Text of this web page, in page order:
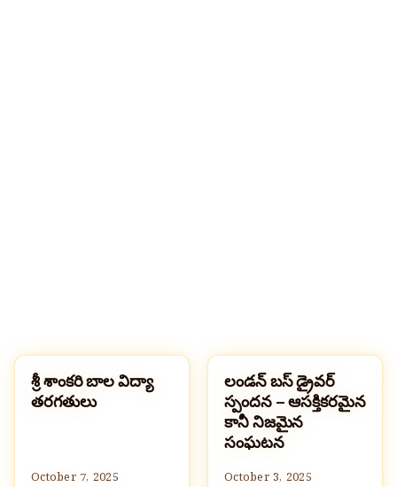
సమాచారం మరియు సేకరణ
శ్రీ శాంకరి బాల విద్యా
తరగతులు
October 7, 2025
సమాచారం మరియు సేకరణ
లండన్ బస్ డ్రైవర్
స్పందన – ఆసక్తికరమైన
కానీ నిజమైన
సంఘటన
October 3, 2025